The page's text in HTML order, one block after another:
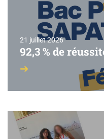
21 juillet 2026
92,3 % de